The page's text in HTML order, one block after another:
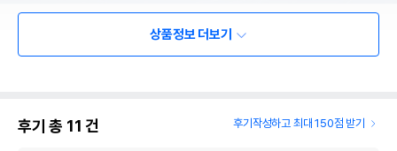
상품정보 더보기
후기 총 11 건 후기작성하고 최대 150점 받기